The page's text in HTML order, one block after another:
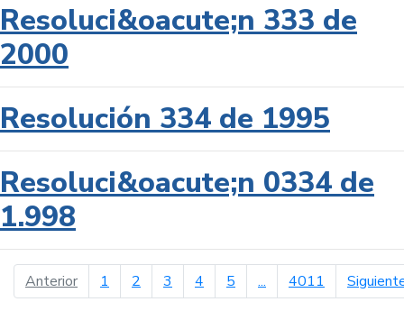
Resoluci&oacute;n 333 de
2000
Resolución 334 de 1995
Resoluci&oacute;n 0334 de
1.998
Anteriorpágina anterior
1 2 3 4 5 ... 4011